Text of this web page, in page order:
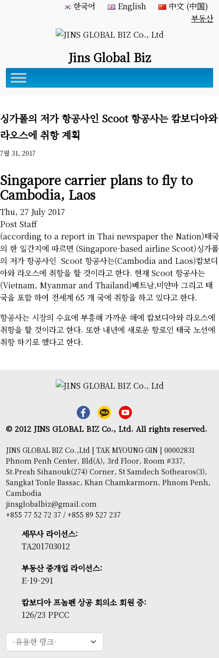
한국어 English
中文 (中国)
부동산
Jins Global Biz
싱가폴의 저가 항공사인 Scoot 항공사는 캄보디아와
라오스에 취항 계획
7월 31, 2017
Singapore carrier plans to fly to
Cambodia, Laos
Thu, 27 July 2017
Post Staff
(according to a report in Thai newspaper the Nation)태국
의 한 일간지에 따르면 (Singapore-based airline Scoot)싱가폴
의 저가 항공사인 Scoot 항공사는(Cambodia and Laos)캄보디
아와 라오스에 취항을 할 것이라고 한다. 현재 Scoot 항공사는
(Vietnam, Myanmar and Thailand)베트남,미얀마 그리고 태
국을 포함 하여 전세계 65 개 국에 취항을 하고 있다고 한다.
항공사는 시장의 수요에 부흥해 가까운 해에 캄보디아와 라오스에
취항을 할 것이라고 한다. 또한 내년에 새로운 항로인 태국 노선에
취항 하기로 했다고 한다.
© 2012 JINS GLOBAL BIZ Co., Ltd. All rights reserved.
JINS GLOBAL BIZ Co.,Ltd | TAK MYOUNG GIN | 00002831
Phnom Penh Center, Bld(A), 3rd Floor, Room #337,
St.Preah Sihanouk(274) Corner, St Samdech Sothearos(3),
Sangkat Tonle Bassac, Khan Chamkarmorn, Phnom Penh,
Cambodia
jinsglobalbiz@gmail.com
+855 77 52 72 37 / +855 89 527 237
세무사 라이선스:
TA201703012
부동산 중개업 라이선스:
E-19-291
캄보디아 프놈펜 상공 회의소 회원 증:
126/23 PPCC